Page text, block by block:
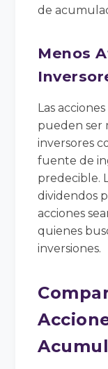
de
Menos
Las
pueden ser
inversores
fuente de
predecible.
dividendos
acciones
quienes
inversiones.